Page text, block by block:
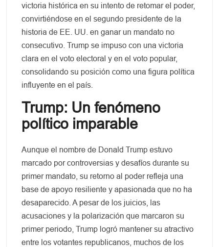
victoria histórica en su intento de retomar el poder,
convirtiéndose en el segundo presidente de la
historia de EE. UU. en ganar un mandato no
consecutivo. Trump se impuso con una victoria
clara en el voto electoral y en el voto popular,
consolidando su posición como una figura política
influyente en el país.
Trump: Un fenómeno
político imparable
Aunque el nombre de Donald Trump estuvo
marcado por controversias y desafíos durante su
primer mandato, su retorno al poder refleja una
base de apoyo resiliente y apasionada que no ha
desaparecido. A pesar de los juicios, las
acusaciones y la polarización que marcaron su
primer periodo, Trump logró mantener su atractivo
entre los votantes republicanos, muchos de los